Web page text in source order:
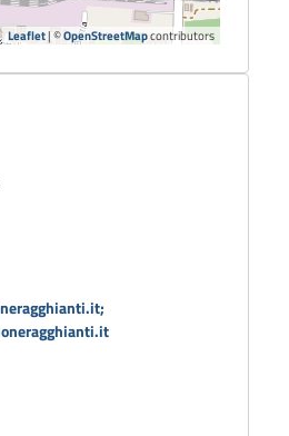
Leaflet| ©OpenStreetMapcontributors